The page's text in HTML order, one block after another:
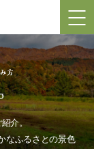
介。
なふるさとの景色